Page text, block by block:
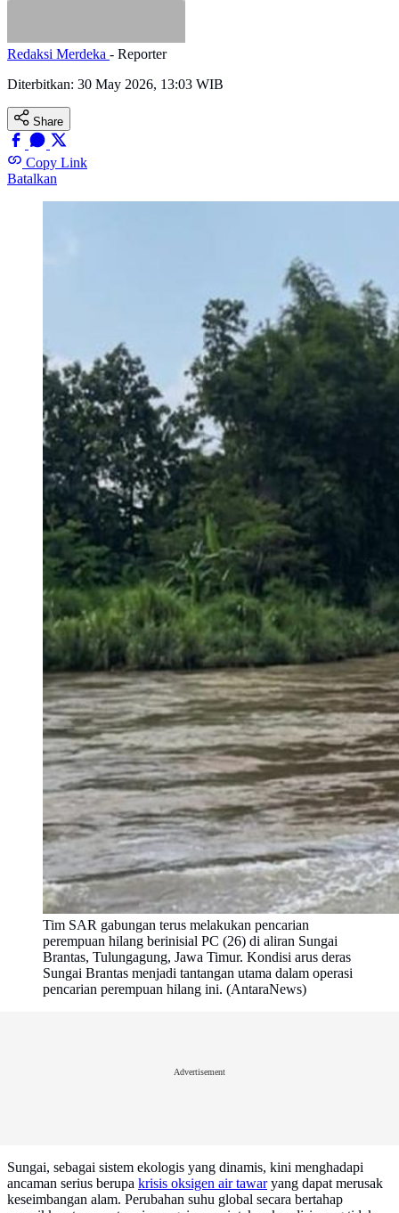
Redaksi Merdeka - Reporter
Diterbitkan: 30 May 2026, 13:03 WIB
Share
Copy Link
Batalkan
Tim SAR gabungan terus melakukan pencarian
perempuan hilang berinisial PC (26) di aliran Sungai
Brantas, Tulungagung, Jawa Timur. Kondisi arus deras
Sungai Brantas menjadi tantangan utama dalam operasi
pencarian perempuan hilang ini. (AntaraNews)
Advertisement
Sungai, sebagai sistem ekologis yang dinamis, kini menghadapi
ancaman serius berupa krisis oksigen air tawaryang dapat merusak
keseimbangan alam. Perubahan suhu global secara bertahap